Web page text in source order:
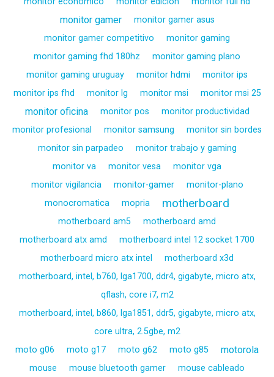
monitor gamer
monitor gamer asus
monitor gamer competitivo
monitor gaming
monitor gaming fhd 180hz
monitor gaming plano
monitor gaming uruguay
monitor hdmi
monitor ips
monitor ips fhd
monitor lg monitor msi monitor msi 25
monitor oficina monitor pos
monitor productividad
monitor profesional
monitor samsung
monitor sin bordes
monitor sin parpadeo
monitor trabajo y gaming
monitor va
monitor vesa
monitor vga
monitor vigilancia
monitor-gamer
monitor-plano
monocromatica
mopria motherboard
motherboard am5
motherboard amd
motherboard atx amd
motherboard intel 12 socket 1700
motherboard micro atx intel
motherboard x3d
motherboard, intel, b760, lga1700, ddr4, gigabyte, micro atx,
qflash, core i7, m2
motherboard, intel, b860, lga1851, ddr5, gigabyte, micro atx,
core ultra, 2.5gbe, m2
moto g06
moto g17 moto g62 moto g85 motorola
mouse mouse bluetooth gamer mouse cableado